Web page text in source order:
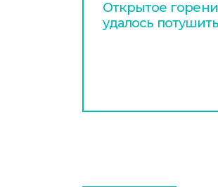
Открытое
удалось